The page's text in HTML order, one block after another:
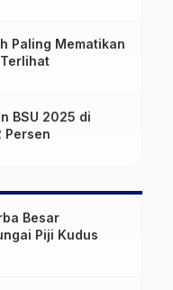
Paling Mematikan
BSU 2025 di
Persen
Besar
Piji Kudus